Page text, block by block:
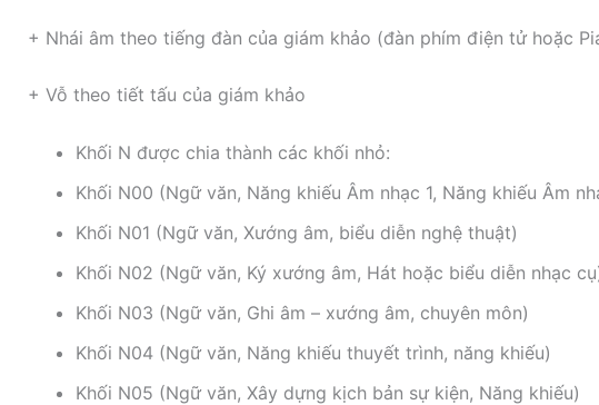
+ Nhái âm theo tiếng đàn của giám khảo (đàn phím điện tử hoặc
+ Vỗ theo tiết tấu của giám khảo
Khối N được chia thành các khối nhỏ:
Khối N00 (Ngữ văn, Năng khiếu Âm nhạc 1, Năng khiếu Âm
Khối N01 (Ngữ văn, Xướng âm, biểu diễn nghệ thuật)
Khối N02 (Ngữ văn, Ký xướng âm, Hát hoặc biểu diễn nhạc
Khối N03 (Ngữ văn, Ghi âm – xướng âm, chuyên môn)
Khối N04 (Ngữ văn, Năng khiếu thuyết trình, năng khiếu)
Khối N05 (Ngữ văn, Xây dựng kịch bản sự kiện, Năng khiếu)